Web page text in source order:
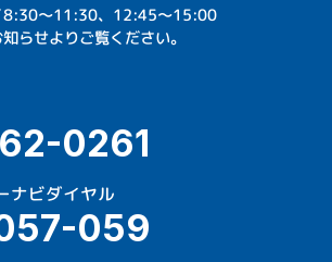
8:30～11:30、12:45～15:00
らせよりご覧ください。
0261
ナビダイヤル
059